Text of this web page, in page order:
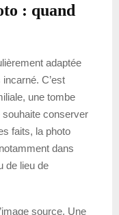
: quand
adaptée
C’est
une tombe
souhaite conserver
faits, la photo
dans
de lieu de
source. Une